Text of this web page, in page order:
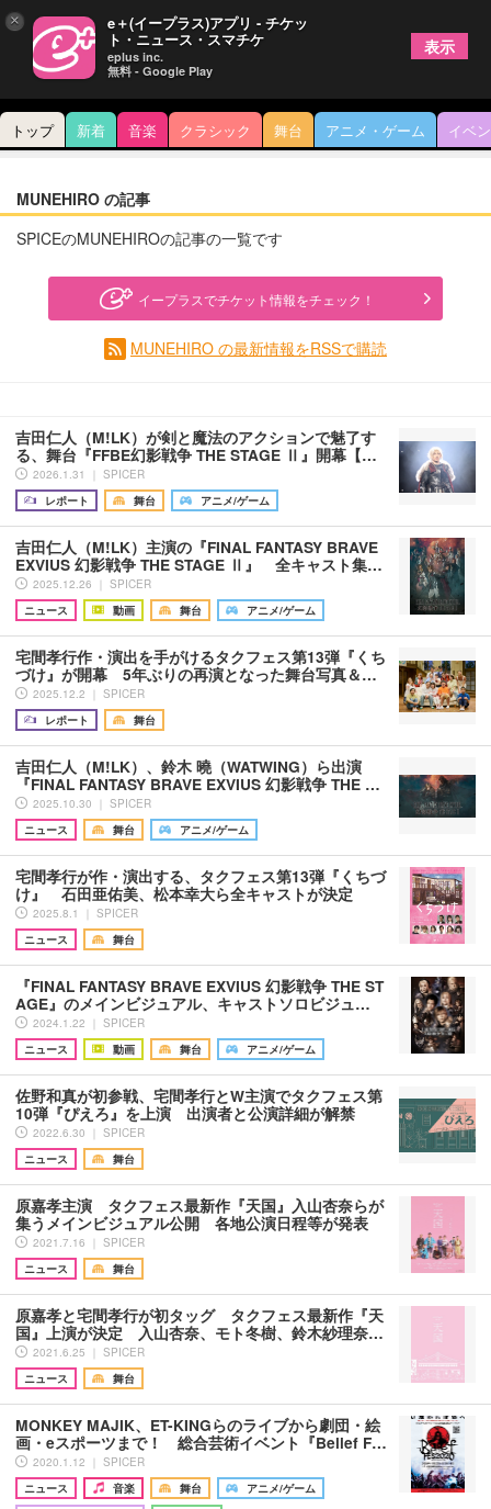
トップ 新着 音楽 クラシック 舞台 アニメ・ゲーム イベ
MUNEHIRO の記事
SPICEのMUNEHIROの記事の一覧です
イープラスでチケット情報をチェック！
MUNEHIRO の最新情報をRSSで購読
吉田仁人（M!LK）が剣と魔法のアクションで魅了す
る、舞台『FFBE幻影戦争 THE STAGE Ⅱ』開幕【…
2026.1.31 ｜ SPICER
レポート
舞台 アニメ/ゲーム
吉田仁人（M!LK）主演の『FINAL FANTASY BRAVE
EXVIUS 幻影戦争 THE STAGE Ⅱ』 全キャスト集…
2025.12.26 ｜ SPICER
ニュース
動画 舞台 アニメ/ゲーム
宅間孝行作・演出を手がけるタクフェス第13弾『くち
づけ』が開幕 5年ぶりの再演となった舞台写真＆…
2025.12.2 ｜ SPICER
レポート
舞台
吉田仁人（M!LK）、鈴木 曉（WATWING）ら出演
『FINAL FANTASY BRAVE EXVIUS 幻影戦争 THE …
2025.10.30 ｜ SPICER
ニュース
舞台 アニメ/ゲーム
宅間孝行が作・演出する、タクフェス第13弾『くちづ
け』 石田亜佑美、松本幸大ら全キャストが決定
2025.8.1 ｜ SPICER
ニュース
舞台
『FINAL FANTASY BRAVE EXVIUS 幻影戦争 THE ST
AGE』のメインビジュアル、キャストソロビジュ…
2024.1.22 ｜ SPICER
ニュース
動画 舞台 アニメ/ゲーム
佐野和真が初参戦、宅間孝行とW主演でタクフェス第
10弾『ぴえろ』を上演 出演者と公演詳細が解禁
2022.6.30 ｜ SPICER
ニュース
舞台
原嘉孝主演 タクフェス最新作『天国』入山杏奈らが
集うメインビジュアル公開 各地公演日程等が発表
2021.7.16 ｜ SPICER
ニュース
舞台
原嘉孝と宅間孝行が初タッグ タクフェス最新作『天
国』上演が決定 入山杏奈、モト冬樹、鈴木紗理奈…
2021.6.25 ｜ SPICER
ニュース
舞台
MONKEY MAJIK、ET-KINGらのライブから劇団・絵
画・eスポーツまで！ 総合芸術イベント『Belief F…
2020.1.12 ｜ SPICER
ニュース
音楽 舞台
アニメ/ゲーム
× e＋(イープラス)アプリ - チケッ
ト・ニュース・スマチケ
eplus inc.
無料 - Google Play
表示